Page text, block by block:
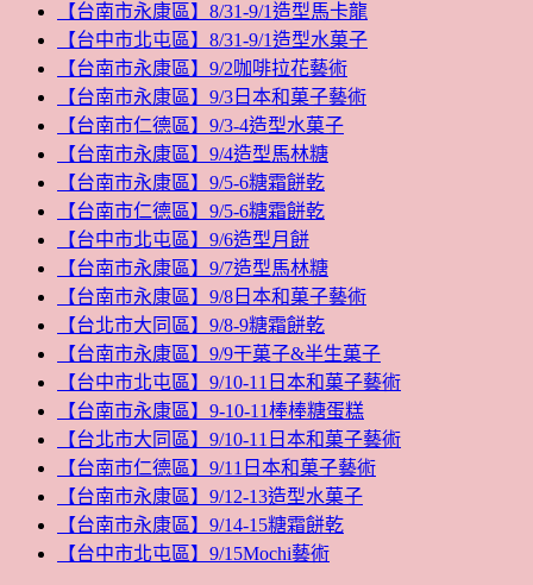
【台南市永康區】8/31-9/1造型馬卡龍
【台中市北屯區】8/31-9/1造型水菓子
【台南市永康區】9/2咖啡拉花藝術
【台南市永康區】9/3日本和菓子藝術
【台南市仁德區】9/3-4造型水菓子
【台南市永康區】9/4造型馬林糖
【台南市永康區】9/5-6糖霜餅乾
【台南市仁德區】9/5-6糖霜餅乾
【台中市北屯區】9/6造型月餅
【台南市永康區】9/7造型馬林糖
【台南市永康區】9/8日本和菓子藝術
【台北市大同區】9/8-9糖霜餅乾
【台南市永康區】9/9干菓子&半生菓子
【台中市北屯區】9/10-11日本和菓子藝術
【台南市永康區】9-10-11棒棒糖蛋糕
【台北市大同區】9/10-11日本和菓子藝術
【台南市仁德區】9/11日本和菓子藝術
【台南市永康區】9/12-13造型水菓子
【台南市永康區】9/14-15糖霜餅乾
【台中市北屯區】9/15Mochi藝術